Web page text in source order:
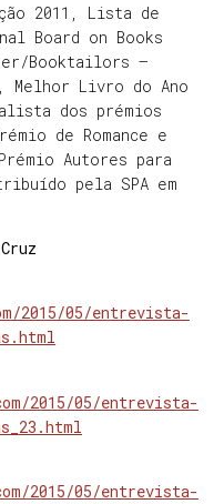
2011, Lista de
Board on Books
Booktailors –
Livro do Ano
dos prémios
de Romance e
Autores para
pela SPA em
2015/05/entrevista-
2015/05/entrevista-
2015/05/entrevista-